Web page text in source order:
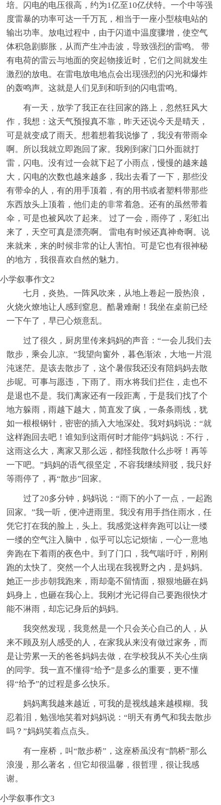
培。闪电的电压很高，约为1亿至10亿伏特。一个中等强
度雷暴的功率可达一千万瓦，相当于一座小型核电站的
输出功率。放电过程中，由于闪道中温度骤增，使空气
体积急剧膨胀，从而产生冲击波，导致强烈的雷鸣。 带
有电荷的雷云与地面的突起物接近时，它们之间就发生
激烈的放电。在雷电放电地点会出现强烈的闪光和爆炸
的轰鸣声。这就是人们见到和听到的闪电雷鸣。
有一天，放学了我正在往回家的路上，忽然狂风大
作，我想：这天气预报真不靠，昨天还说今天是晴天，
可是就变成了雨天。想着想着我说惨了，我没有带雨伞
啊。所以我就立即跑回了家。我刚到家门口外面就打
雷，闪电。没有过一会就下起了小雨点，慢慢的越来越
大，闪电的次数也越来越多，我出去看了一下，那些没
有带伞的人，有的用手顶着，有的用书或者塑料带那些
东西放头上顶着，他们走的非常着急。还有的虽然带着
伞，可是也被风吹了起来。 过了一会，雨停了，彩虹出
来了，天空可真是漂亮啊。 雷电有时候还真神奇啊。说
来就来，来的时候非常的让人害怕。可是它也有很神秘
的地方，我很喜欢自然的魅力。
小学叙事作文2
七月，炎热。一阵风吹来，从地上卷起一股热浪，
火烧火燎地让人感到窒息。酷暑难耐！我坐在桌前已经
一下午了，早已心烦意乱。
过了很久，厨房里传来妈妈的声音：“一会儿我们去
散步，乘会儿凉。”我望向窗外，暮色渐浓，大地一片混
沌迷茫。是该去散步了，这个暑假我还没有陪妈妈去散
步呢。可事与愿违，下雨了。雨水将我们拦住，走也不
是退也不是。我们离家还有一段距离，于是我们找了个
地方躲雨，雨越下越大，简直发了疯，一条条雨线，犹
如一根根钢针，密密的插入大地深处。我对妈妈说：“就
这样跑回去吧！谁知到这雨何时才能停”妈妈说：不行，
这雨这么大，离家又那么远，都怪我散什么步呀！再等
一下吧。”妈妈的语气很坚定，不容我继续辩驳，我只好
等雨停了，再“散步”回家。
过了20多分钟，妈妈说：“雨下的小了一点，一起跑
回家。”我一听，便冲进雨里。我没有用手挡住雨水，任
凭它打在我的脸上，头上。我感觉这样奔跑可以让一缕
一缕的空气注入脑中，似乎可以忘记烦恼，一心一意地
奔跑在下着雨的夜色中。到了门口，我气喘吁吁，刚刚
跑的太快了。突然一个人出现在我视野之内，是妈妈。
她正一步步朝我跑来，雨却毫不留情面，狠狠地砸在妈
妈身上，也砸在我心上。我刚才光记得自己要跑很快才
能不淋雨，却忘记身后的妈妈。
我突然发现，我竟然是一个只会关心自己的人，从
来不顾及别人感受的人，在家我从来没有做过家务，而
是让劳累一天的爸爸妈妈去做，在学校我从不关心生病
的同学。我一直不懂得“给予”是多么的重要，更不懂
得“给予”的过程是多么快乐。
妈妈离我越来越近，可我的是视线越来越模糊。我
忍着泪，勉强地笑着对妈妈说：“明天有勇气和我去散步
吗？”妈妈笑着点点头。
有一座桥，叫“散步桥”，这座桥虽没有“鹊桥”那么
浪漫，那么著名，但它却很温馨，很哲理，很让我感
谢。
小学叙事作文3